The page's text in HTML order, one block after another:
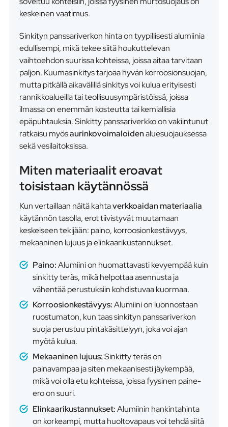
keskeinen vaatimus.
Sinkityn panssariverkon hinta on tyypillisesti alumiinia
edullisempi, mikä tekee siitä houkuttelevan
vaihtoehdon suurissa kohteissa, joissa aitaa tarvitaan
paljon. Kuumasinkitys tarjoaa hyvän korroosionsuojan,
mutta pitkällä aikavälillä sinkitys voi kulua erityisesti
rannikkoalueilla tai teollisuusympäristöissä, joissa
ilmassa on enemmän kosteutta tai kemiallisia
epäpuhtauksia. Sinkitty panssariverkko on vakiintunut
ratkaisu myösaurinkovoimaloidenaluesuojauksessa
sekä vesilaitoksissa.
Miten materiaalit eroavat
toisistaan käytännössä
Kun vertaillaan näitä kahtaverkkoaidan materiaalia
käytännön tasolla, erot tiivistyvät muutamaan
keskeiseen tekijään: paino, korroosionkestävyys,
mekaaninen lujuus ja elinkaarikustannukset.
Paino:Alumiini on huomattavasti kevyempää kuin
sinkitty teräs, mikä helpottaa asennusta ja
vähentää perustuksiin kohdistuvaa kuormaa.
Korroosionkestävyys:Alumiini on luonnostaan
ruostumaton, kun taas sinkityn panssariverkon
suoja perustuu pintakäsittelyyn, joka voi ajan
myötä kulua.
Mekaaninen lujuus:Sinkitty teräs on
painavampaa ja siten mekaanisesti jäykempää,
mikä voi olla etu kohteissa, joissa fyysinen paine-
ero on suuri.
Elinkaarikustannukset:Alumiinin hankintahinta
on korkeampi, mutta huoltovapaus voi tehdä siitä